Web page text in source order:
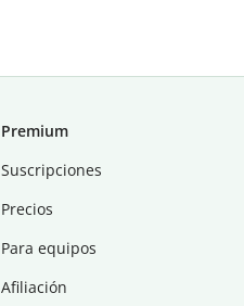
Premium
Suscripciones
Precios
Para equipos
Afiliación